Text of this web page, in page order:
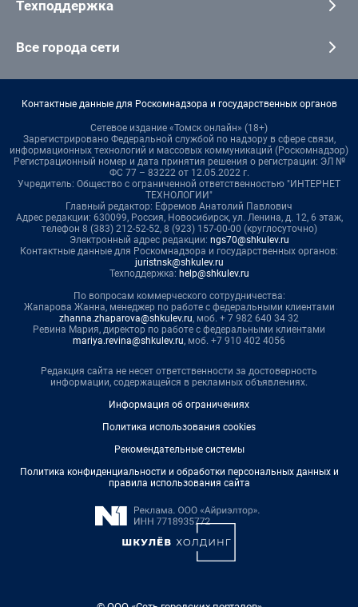
Техподдержка
Все города сети
Контактные данные для Роскомнадзора и государственных органов
Сетевое издание «Томск онлайн» (18+)
Зарегистрировано Федеральной службой по надзору в сфере связи,
информационных технологий и массовых коммуникаций (Роскомнадзор)
Регистрационный номер и дата принятия решения о регистрации: ЭЛ №
ФС 77 – 83222 от 12.05.2022 г.
Учредитель: Общество с ограниченной ответственностью "ИНТЕРНЕТ
ТЕХНОЛОГИИ"
Главный редактор: Ефремов Анатолий Павлович
Адрес редакции: 630099, Россия, Новосибирск, ул. Ленина, д. 12, 6 этаж,
телефон 8 (383) 212-52-52, 8 (923) 157-00-00 (круглосуточно)
Электронный адрес редакции: ngs70@shkulev.ru
Контактные данные для Роскомнадзора и государственных органов:
juristnsk@shkulev.ru
Техподдержка: help@shkulev.ru
По вопросам коммерческого сотрудничества:
Жапарова Жанна, менеджер по работе с федеральными клиентами
zhanna.zhaparova@shkulev.ru, моб. + 7 982 640 34 32
Ревина Мария, директор по работе с федеральными клиентами
mariya.revina@shkulev.ru, моб. +7 910 402 4056
Редакция сайта не несет ответственности за достоверность
информации, содержащейся в рекламных объявлениях.
Информация об ограничениях
Политика использования cookies
Рекомендательные системы
Политика конфиденциальности и обработки персональных данных и
правила использования сайта